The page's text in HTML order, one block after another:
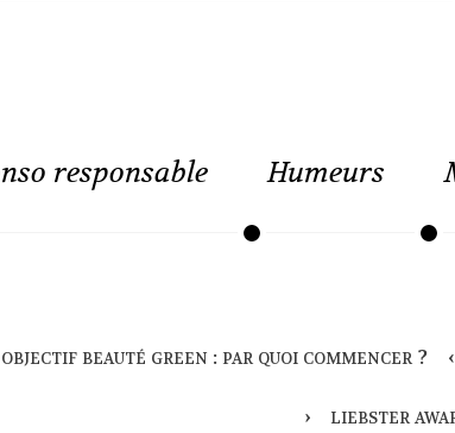
responsable Humeurs
objectif beauté green : par quoi commencer ?
liebster